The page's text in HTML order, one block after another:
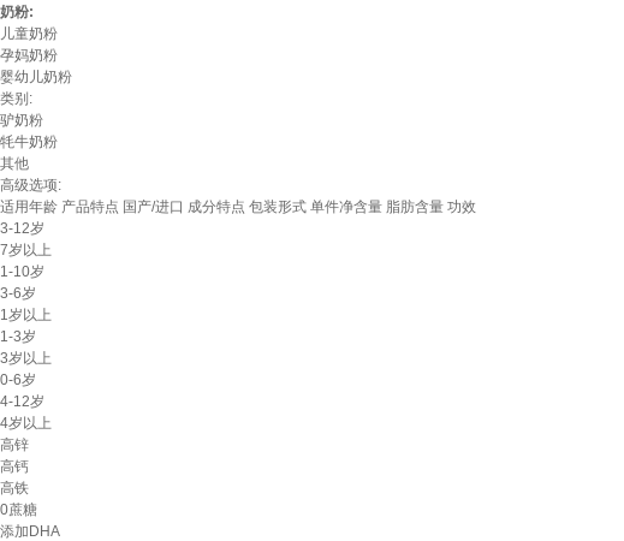
奶粉:
儿童奶粉
孕妈奶粉
婴幼儿奶粉
类别:
驴奶粉
牦牛奶粉
其他
高级选项:
适用年龄 产品特点 国产/进口 成分特点 包装形式 单件净含量 脂肪含量 功效
3-12岁
7岁以上
1-10岁
3-6岁
1岁以上
1-3岁
3岁以上
0-6岁
4-12岁
4岁以上
高锌
高钙
高铁
0蔗糖
添加DHA